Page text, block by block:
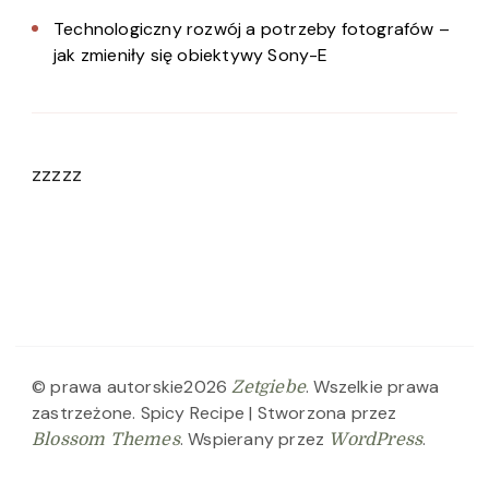
Technologiczny rozwój a potrzeby fotografów –
jak zmieniły się obiektywy Sony-E
zzzzz
© prawa autorskie2026Zetgiebe. Wszelkie prawa
zastrzeżone. Spicy Recipe | Stworzona przez
Blossom Themes. Wspierany przez WordPress.